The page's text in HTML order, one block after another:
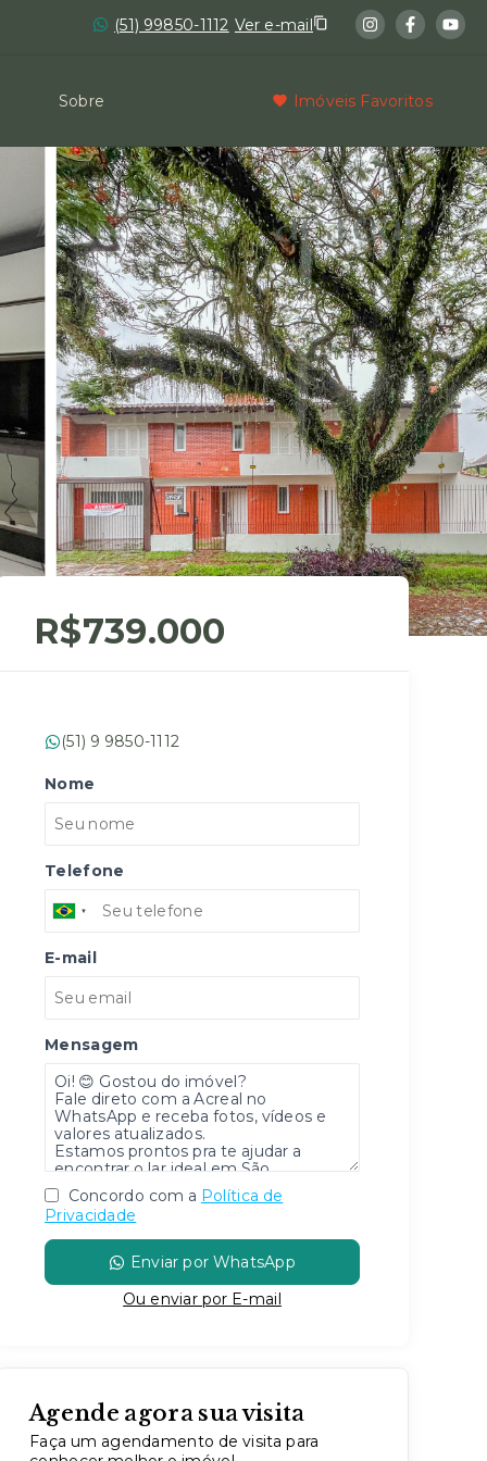
(51) 99850-1112 Ver e-mail
Sobre Imóveis Favoritos
R$739.000
(51) 9 9850-1112
Nome
Telefone
E-mail
Mensagem
Concordo com a Política de
Privacidade
Enviar por WhatsApp
Ou enviar por E-mail
Agende agora sua visita
Faça um agendamento de visita para